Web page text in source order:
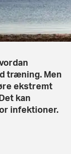
træning. Men
ekstremt
kan
infektioner.